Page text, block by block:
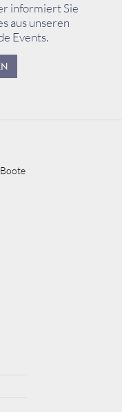
informiert Sie
aus unseren
Events.